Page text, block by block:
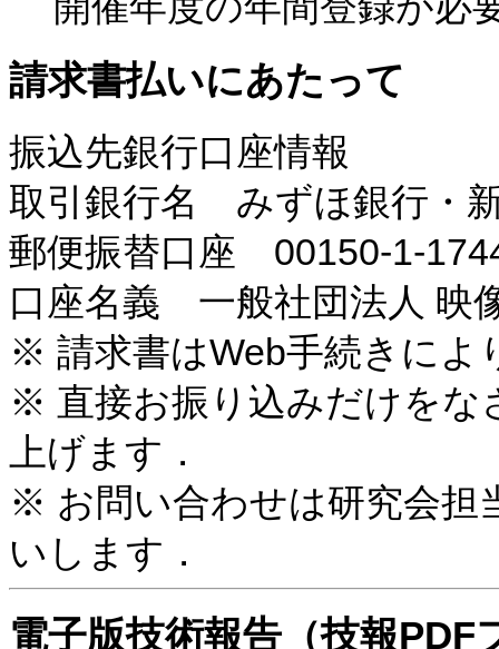
請求書払いにあたって
振込先銀行口座情報
取引銀行名 みずほ銀行・
郵便振替口座 00150-1-
口座名義 一般社団法人 映
※ 請求書はWeb手続きによ
※ 直接お振り込みだけをな
上げます．
※ お問い合わせは研究会担
いします．
電子版技術報告（技報